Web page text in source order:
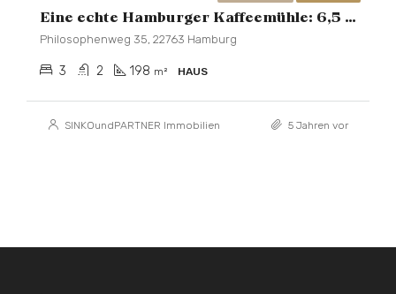
Eine echte Hamburger Kaffeemühle: 6,5 Zimmer Einfamilienhaus in Bestlage
Philosophenweg 35, 22763 Hamburg
3 2 198 m² HAUS
SINKOundPARTNER Immobilien 5 Jahren vor